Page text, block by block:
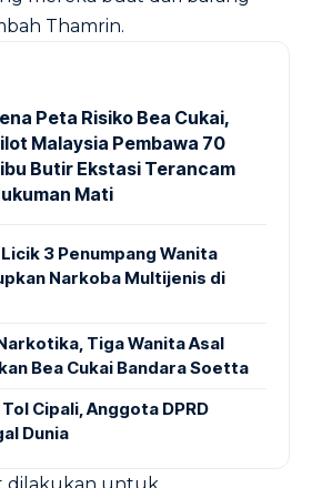
Thamrin.
Peta Risiko Bea Cukai,
Malaysia Pembawa 70
Butir Ekstasi Terancam
Mati
3 Penumpang Wanita
Narkoba Multijenis di
Tiga Wanita Asal
Bea Cukai Bandara Soetta
Cipali, Anggota DPRD
Dunia